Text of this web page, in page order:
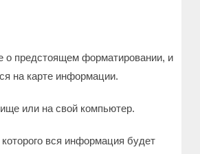
о предстоящем форматировании, и
на карте информации.
или на свой компьютер.
вся информация будет